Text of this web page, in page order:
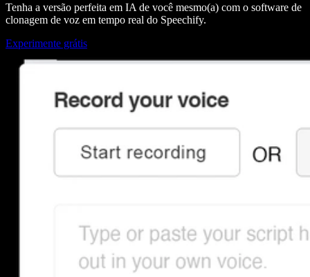
Tenha a versão perfeita em IA de você mesmo(a) com o software de
clonagem de voz em tempo real do Speechify.
Experimente grátis